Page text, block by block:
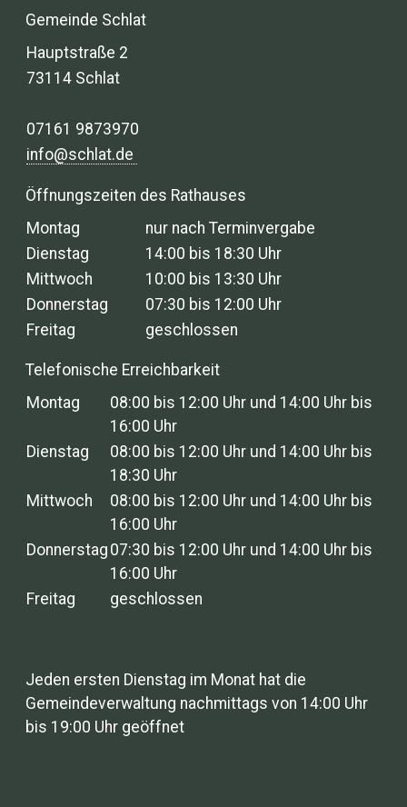
Gemeinde Schlat
Hauptstraße 2
73114 Schlat
07161 9873970
info@schlat.de
Öffnungszeiten des Rathauses
Montag
nur nach Terminvergabe
Dienstag
14:00 bis 18:30 Uhr
Mittwoch
10:00 bis 13:30 Uhr
Donnerstag
07:30 bis 12:00 Uhr
Freitag
geschlossen
Telefonische Erreichbarkeit
Montag
08:00 bis 12:00 Uhr und 14:00 Uhr bis
16:00 Uhr
Dienstag
08:00 bis 12:00 Uhr und 14:00 Uhr bis
18:30 Uhr
Mittwoch
08:00 bis 12:00 Uhr und 14:00 Uhr bis
16:00 Uhr
Donnerstag 07:30 bis 12:00 Uhr und 14:00 Uhr bis
16:00 Uhr
Freitag
geschlossen
Jeden ersten Dienstag im Monat hat die
Gemeindeverwaltung nachmittags von 14:00 Uhr
bis 19:00 Uhr geöffnet